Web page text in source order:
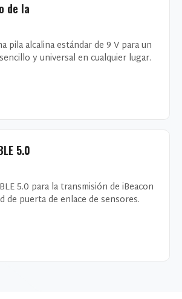
de la
pila alcalina estándar de 9 V para un
y universal en cualquier lugar.
5.0
5.0 para la transmisión de iBeacon
de puerta de enlace de sensores.